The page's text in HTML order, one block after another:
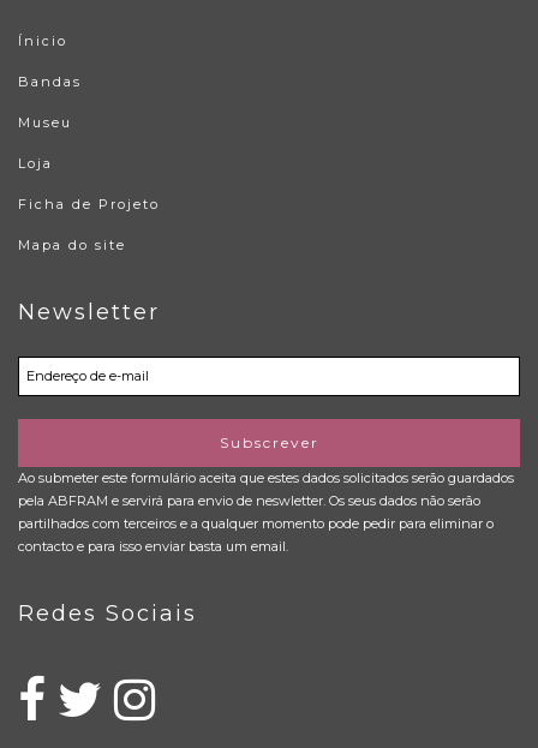
Ínicio
Bandas
Museu
Loja
Ficha de Projeto
Mapa do site
Newsletter
Subscrever
Ao submeter este formulário aceita que estes dados solicitados serão guardados
pela ABFRAM e servirá para envio de neswletter. Os seus dados não serão
partilhados com terceiros e a qualquer momento pode pedir para eliminar o
contacto e para isso enviar basta um email.
Redes Sociais